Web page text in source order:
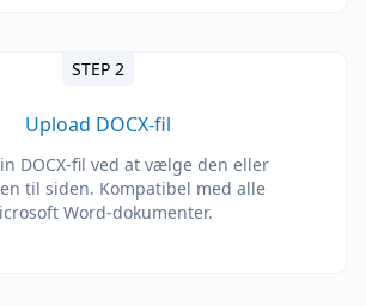
STEP 2
Upload DOCX-fil
DOCX-fil ved at vælge den eller
til siden. Kompatibel med alle
Word-dokumenter.